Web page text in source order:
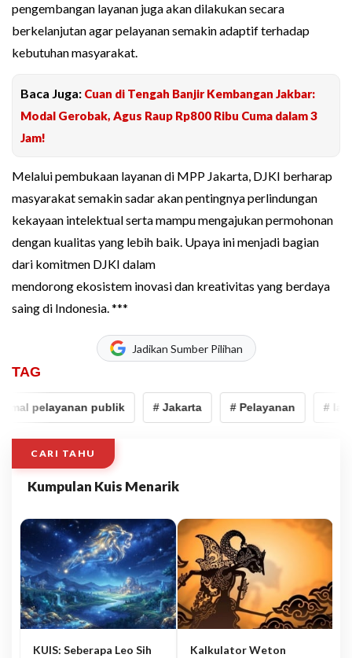
pengembangan layanan juga akan dilakukan secara
berkelanjutan agar pelayanan semakin adaptif terhadap
kebutuhan masyarakat.
Baca Juga: Cuan di Tengah Banjir Kembangan Jakbar:
Modal Gerobak, Agus Raup Rp800 Ribu Cuma dalam 3
Jam!
Melalui pembukaan layanan di MPP Jakarta, DJKI berharap
masyarakat semakin sadar akan pentingnya perlindungan
kekayaan intelektual serta mampu mengajukan permohonan
dengan kualitas yang lebih baik. Upaya ini menjadi bagian
dari komitmen DJKI dalam
mendorong ekosistem inovasi dan kreativitas yang berdaya
saing di Indonesia. ***
Jadikan Sumber Pilihan
TAG
pelayanan publik # Jakarta # Pelayanan #
CARI TAHU
Kumpulan Kuis Menarik
KUIS: Seberapa Leo Sih
Kalkulator Weton